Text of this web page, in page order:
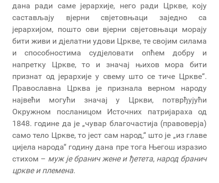
дана ради саме јерархије, него ради Цркве, коју
састављају вјерни свјетовњаци заједно са
јерархијом, пошто ови вјерни свјетовњаци морају
бити живи и дјелатни удови Цркве, те својим силама
и способностима судјеловати опћем добру и
напретку Цркве, то и значај њихов мора бити
признат од јерархије у свему што се тиче Цркве“.
Православна Црква је признала верном народу
највећи могући значај у Цркви, потврђујући
Окружном посланицом Источних патријараха од
1848. године да је „чувар благочастија (правоверја)
само тело Цркве, то јест сам народ,“ што је „из главе
цијела народа“ годину дана пре тога Његош изразио
стихом – муж је бранич жене и ђетета, народ бранич
цркве и племена.